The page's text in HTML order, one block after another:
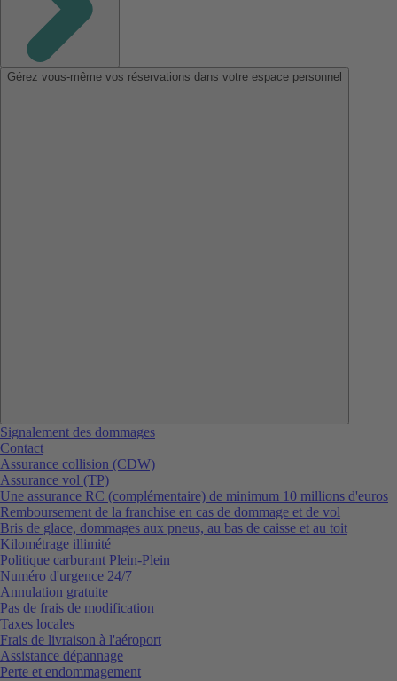
Gérez vous-même vos réservations dans votre espace personnel
Signalement des dommages
Contact
Assurance collision (CDW)
Assurance vol (TP)
Une assurance RC (complémentaire) de minimum 10 millions d'euros
Remboursement de la franchise en cas de dommage et de vol
Bris de glace, dommages aux pneus, au bas de caisse et au toit
Kilométrage illimité
Politique carburant Plein-Plein
Numéro d'urgence 24/7
Annulation gratuite
Pas de frais de modification
Taxes locales
Frais de livraison à l'aéroport
Assistance dépannage
Perte et endommagement